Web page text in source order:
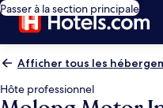
Passer à la section principale
Afficher tous les
Hôte professionnel